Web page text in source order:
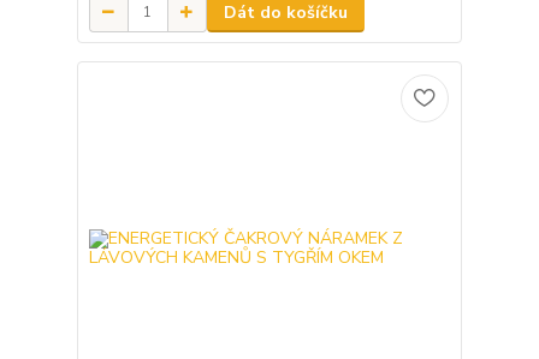
Dát do košíčku